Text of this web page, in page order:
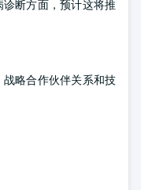
断方面，预计这将推
略合作伙伴关系和技